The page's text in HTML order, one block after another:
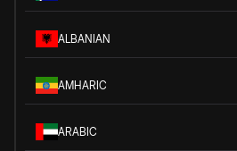
ALBANIAN
AMHARIC
ARABIC